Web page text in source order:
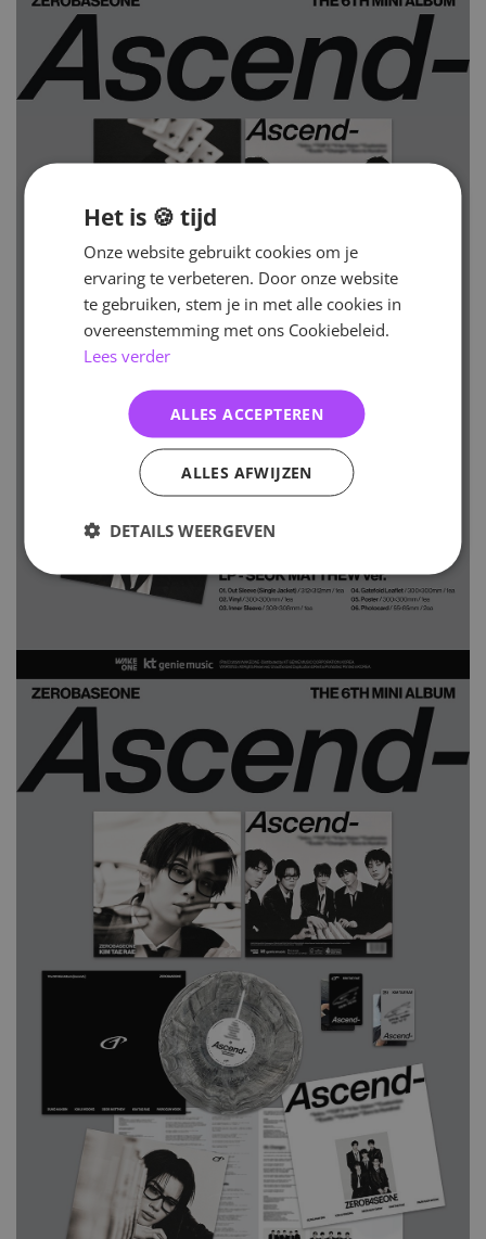
Het is 🍪 tijd
Onze website gebruikt cookies om je
ervaring te verbeteren. Door onze website
te gebruiken, stem je in met alle cookies in
overeenstemming met ons Cookiebeleid.
Lees verder
ALLES ACCEPTEREN
ALLES AFWIJZEN
DETAILS WEERGEVEN